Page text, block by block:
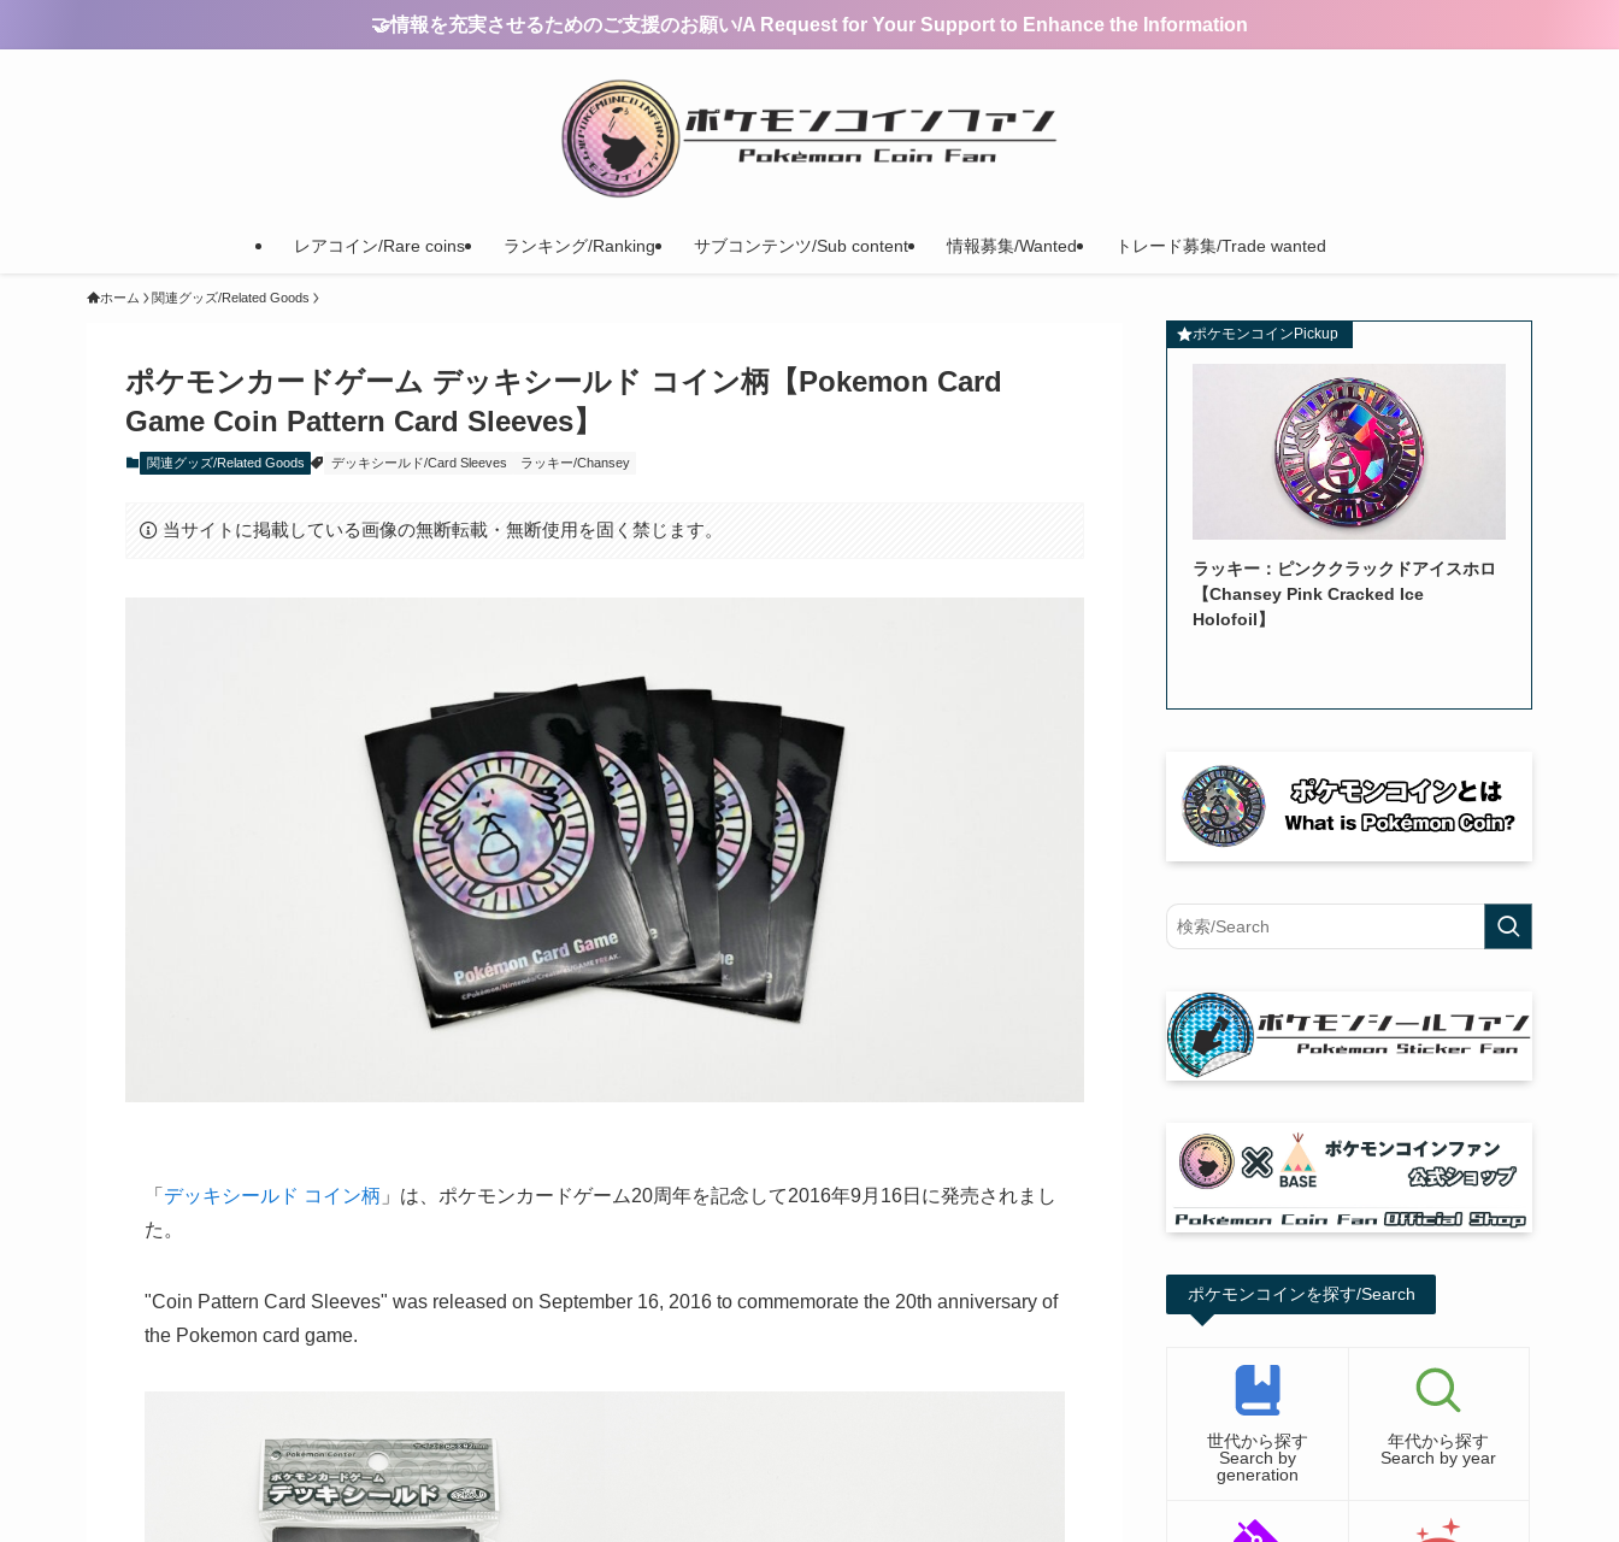
🤝情報を充実させるためのご支援のお願い/A Request for Your Support to Enhance the Information
レアコイン/Rare coins ランキング/Ranking サブコンテンツ/Sub content 情報募集/Wanted トレード募集/Trade wanted
ホーム 関連グッズ/Related Goods
ポケモンカードゲーム デッキシールド コイン柄【Pokemon Card
Game Coin Pattern Card Sleeves】
関連グッズ/Related Goods デッキシールド/Card Sleeves ラッキー/Chansey
当サイトに掲載している画像の無断転載・無断使用を固く禁じます。
「 デッキシールド コイン柄 」は、ポケモンカードゲーム20周年を記念して2016年9月16日に発売されまし
た。
"Coin Pattern Card Sleeves" was released on September 16, 2016 to commemorate the 20th anniversary of
the Pokemon card game.
ポケモンコインPickup
ラッキー：ピンククラックドアイスホロ
【Chansey Pink Cracked Ice
Holofoil】
ポケモンコインを探す/Search
世代から探す
Search by
generation
年代から探す
Search by year